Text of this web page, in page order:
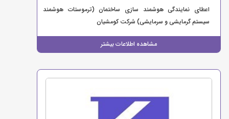
اعطای نمایندگی هوشمند سازی ساختمان (ترموستات هوشمند
سیستم گرمایشی و سرمایشی) شرکت کومشیان
مشاهده اطلاعات بیشتر